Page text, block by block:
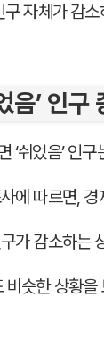
자체가 감
음’ 인구
‘쉬었음’ 인
에 따르면,
가 감소하는
슷한 상황을